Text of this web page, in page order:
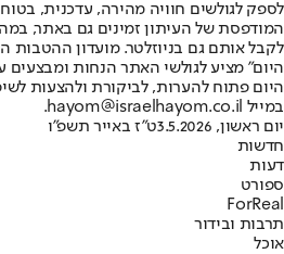
לספק לגולשים חוויה מהירה, עדכנית,
המודפסת של העיתון זמינים גם באתר,
לקבל אותם גם בניוזלטר. מועדון ההטבות
היום" מציע לגולשי האתר הנחות ומבצעים
היום פתוח להערות, לביקורת ולהצעות
במייל hayom@israelhayom.co.il.
יום ראשון, 3.5.2026
ט"ז באייר תשפ"ו
חדשות
דעות
ספורט
ForReal
תרבות ובידור
אוכל